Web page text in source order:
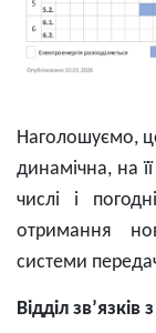
Наголошуємо,
динамічна, на
числі і
отримання
системи
Відділ